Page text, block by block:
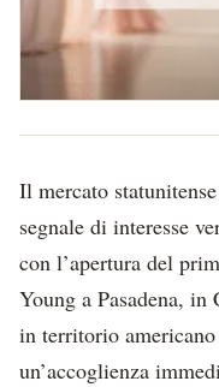
Il mercato
segnale di interesse
con l’apertura del
Young a Pasadena,
in territorio americano
un’accoglienza